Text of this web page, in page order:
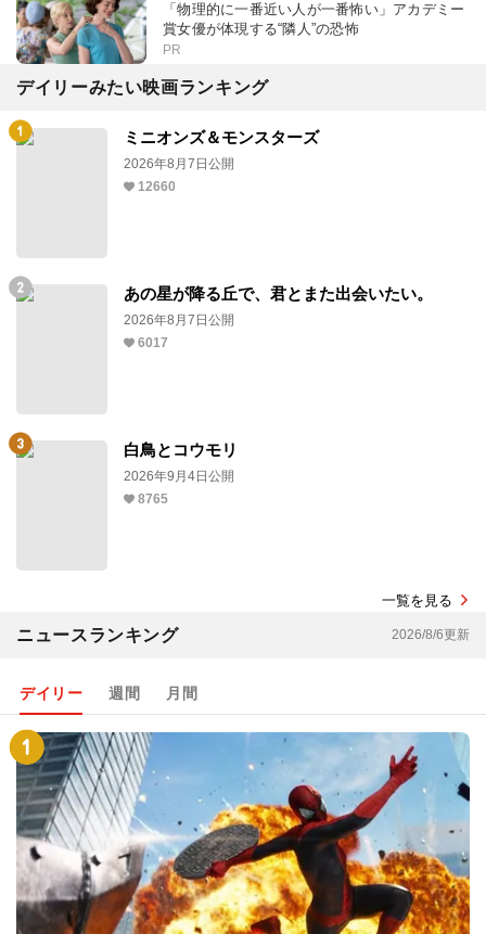
「物理的に一番近い人が一番怖い」アカデミー
賞女優が体現する“隣人”の恐怖
PR
デイリーみたい映画ランキング
ミニオンズ＆モンスターズ
2026年8月7日公開
12660
あの星が降る丘で、君とまた出会いたい。
2026年8月7日公開
6017
白鳥とコウモリ
2026年9月4日公開
8765
一覧を見る
ニュースランキング 2026/8/6更新
デイリー 週間 月間